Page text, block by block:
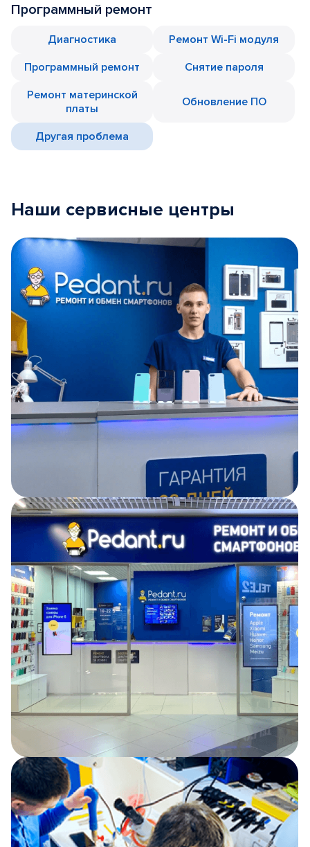
Программный ремонт
Диагностика
Ремонт Wi-Fi модуля
Программный ремонт
Снятие пароля
Ремонт материнской
платы
Обновление ПО
Другая проблема
Наши сервисные центры